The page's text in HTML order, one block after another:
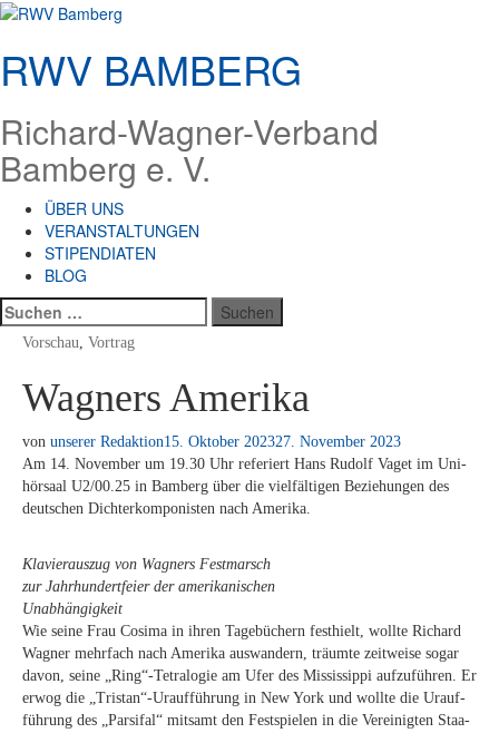
Zum
springen
RWV BAMBERG
Richard-Wagner-Verband
Bamberg e. V.
ÜBER UNS
VERANSTALTUNGEN
STIPENDIATEN
BLOG
Suchen
nach:
Vorschau, Vortrag
Wagners Amerika
von unserer Redaktion15. Oktober 202327. November 2023
Am 14. No­vem­ber um 19.30 Uhr re­fe­riert Hans Ru­dolf Va­get im Uni­
hör­saal U2/00.25 in Bam­berg über die viel­fäl­ti­gen Be­zie­hun­gen des
deut­schen Dich­ter­kom­po­nis­ten nach Amerika.
Kla­vier­aus­zug von Wag­ners Fest­marsch
zur Jahr­hun­dert­fei­er der ame­ri­ka­ni­schen
Unabhängigkeit
Wie sei­ne Frau Co­si­ma in ih­ren Ta­ge­bü­chern fest­hielt, woll­te Ri­chard
Wag­ner mehr­fach nach Ame­ri­ka aus­wan­dern, träum­te zeit­wei­se so­gar
da­von, sei­ne „Ring“-Tetralogie am Ufer des Mis­sis­sip­pi auf­zu­füh­ren. Er
er­wog die „Tristan“-Uraufführung in New York und woll­te die Ur­auf­
füh­rung des „Par­si­fal“ mit­samt den Fest­spie­len in die Ver­ei­nig­ten Staa­